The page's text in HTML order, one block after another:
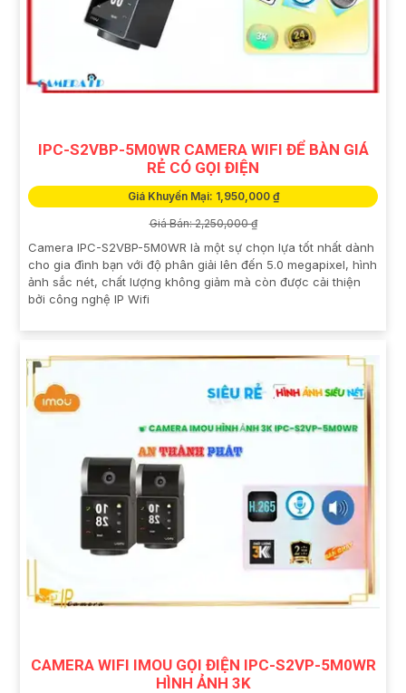
IPC-S2VBP-5M0WR CAMERA WIFI ĐỂ BÀN GIÁ
RẺ CÓ GỌI ĐIỆN
Giá Khuyến Mại: 1,950,000 ₫
Giá Bán: 2,250,000 ₫
Camera IPC-S2VBP-5M0WR là một sự chọn lựa tốt nhất dành
cho gia đình bạn với độ phân giải lên đến 5.0 megapixel, hình
ảnh sắc nét, chất lượng không giảm mà còn được cải thiện
bởi công nghệ IP Wifi
CAMERA WIFI IMOU GỌI ĐIỆN IPC-S2VP-5M0WR
HÌNH ẢNH 3K